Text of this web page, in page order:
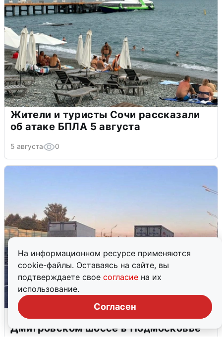
На информационном ресурсе применяются
cookie-файлы. Оставаясь на сайте, вы
подтверждаете свое согласие на их
использование.
Согласен
Жители и туристы Сочи рассказали
об атаке БПЛА 5 августа
5 августа 0
Пять машин столкнулись на
Дмитровском шоссе в Подмосковье